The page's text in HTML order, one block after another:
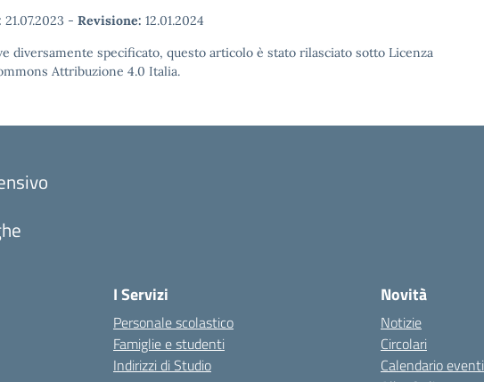
21.07.2023 - Revisione: 12.01.2024
diversamente specificato, questo articolo è stato rilasciato sotto Licenza
Attribuzione 4.0 Italia.
I Servizi
Personale scolastico
Famiglie e studenti
Indirizzi di Studio
Novità
Notizie
Circolari
Calendario eventi